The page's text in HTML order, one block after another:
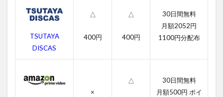
2
ネ
ン
の
TSUTAYA
DISCAS
△
400円
△
400円
30日間無料
月額2052円
1100円分配布
×
△
30日間無料
月額500円 ポイ